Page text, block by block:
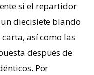
si el repartidor
diecisiete blando
así como las
después de
Por